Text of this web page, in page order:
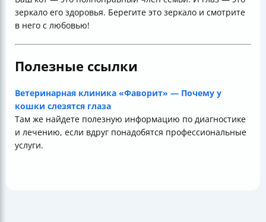
зеркало его здоровья. Берегите это зеркало и смотрите
в него с любовью!
Полезные ссылки
Ветеринарная клиника «Фаворит» — Почему у
кошки слезятся глаза
Там же найдете полезную информацию по диагностике
и лечению, если вдруг понадобятся профессиональные
услуги.